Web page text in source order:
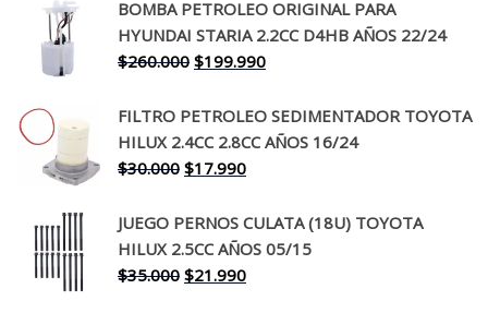
original
era:
$650.000.
actual
es:
$519.990.
BOMBA PETROLEO ORIGINAL PARA
HYUNDAI STARIA 2.2CC D4HB AÑOS 22/24
$260.000 El
original
era:
$260.000.
$199.990El
actual
es:
FILTRO PETROLEO SEDIMENTADOR TOYOTA
HILUX 2.4CC 2.8CC AÑOS 16/24
$30.000 El
original
era:
$30.000.
$17.990El
actual
es:
$17.990.
JUEGO PERNOS CULATA (18U) TOYOTA
HILUX 2.5CC AÑOS 05/15
$35.000 El
$21.990El